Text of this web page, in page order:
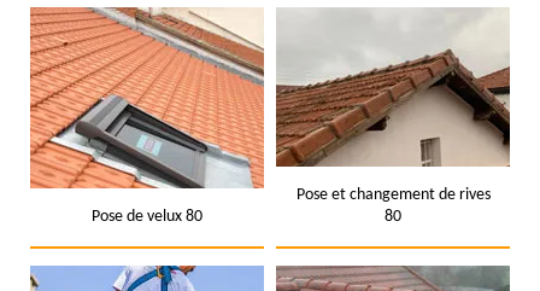
Pose de velux 80
Pose et changement de rives
80